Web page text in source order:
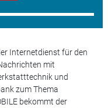
Internetdienst für den
mit
und
zum Thema
bekommt der